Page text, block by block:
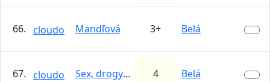
66. cloudo Mandľová 3+ Belá
67. cloudo Sex, drogy a terchovská muzika 4 Belá